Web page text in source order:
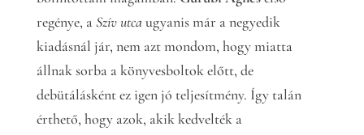
regénye, aSzív utca ugyanis már a negyedik
kiadásnál jár, nem azt mondom, hogy miatta
állnak sorba a könyvesboltok előtt, de
debütálásként ez igen jó teljesítmény. Így talán
érthető, hogy azok, akik kedvelték a